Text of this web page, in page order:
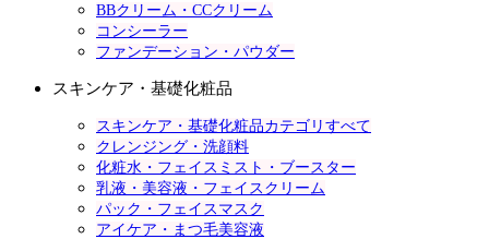
BBクリーム・CCクリーム
コンシーラー
ファンデーション・パウダー
スキンケア・基礎化粧品
スキンケア・基礎化粧品カテゴリすべて
クレンジング・洗顔料
化粧水・フェイスミスト・ブースター
乳液・美容液・フェイスクリーム
パック・フェイスマスク
アイケア・まつ毛美容液